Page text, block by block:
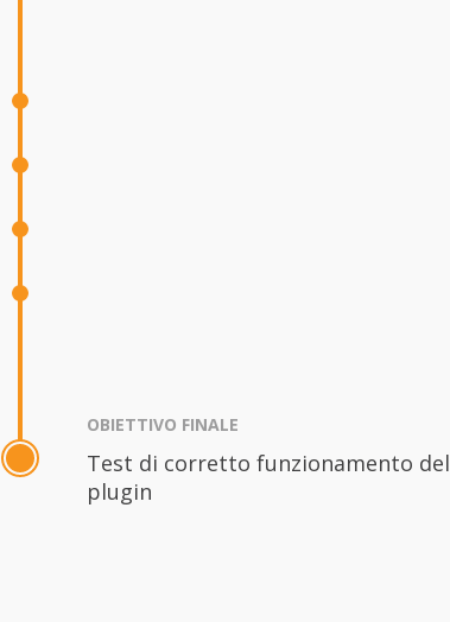
OBIETTIVO FINALE
Test di corretto funzionamento del
plugin